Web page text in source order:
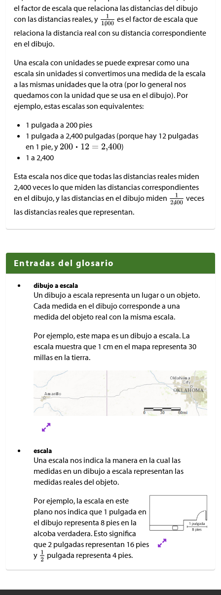
el factor de escala que relaciona las distancias del dibujo
con las distancias reales, y
es el factor de escala que
relaciona la distancia real con su distancia correspondiente
en el dibujo.
Una escala con unidades se puede expresar como una
escala sin unidades si convertimos una medida de la escala
a las mismas unidades que la otra (por lo general nos
quedamos con la unidad que se usa en el dibujo). Por
ejemplo, estas escalas son equivalentes:
1 pulgada a 200 pies
1 pulgada a 2,400 pulgadas (porque hay 12 pulgadas
en 1 pie, y
)
1 a 2,400
Esta escala nos dice que todas las distancias reales miden
2,400 veces lo que miden las distancias correspondientes
en el dibujo, y las distancias en el dibujo miden
veces
las distancias reales que representan.
Entradas del glosario
dibujo a escala
Un dibujo a escala representa un lugar o un objeto.
Cada medida en el dibujo corresponde a una
medida del objeto real con la misma escala.
Por ejemplo, este mapa es un dibujo a escala. La
escala muestra que 1 cm en el mapa representa 30
millas en la tierra.
escala
Una escala nos indica la manera en la cual las
medidas en un dibujo a escala representan las
medidas reales del objeto.
Por ejemplo, la escala en este
plano nos indica que 1 pulgada en
el dibujo representa 8 pies en la
alcoba verdadera. Esto significa
que 2 pulgadas representan 16 pies
y
pulgada representa 4 pies.